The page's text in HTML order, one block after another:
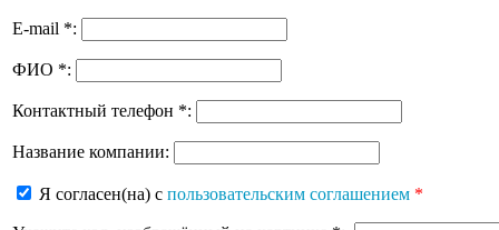
E-mail *:
ФИО *:
Контактный телефон *:
Название компании:
Я согласен(на) с пользовательским соглашением *